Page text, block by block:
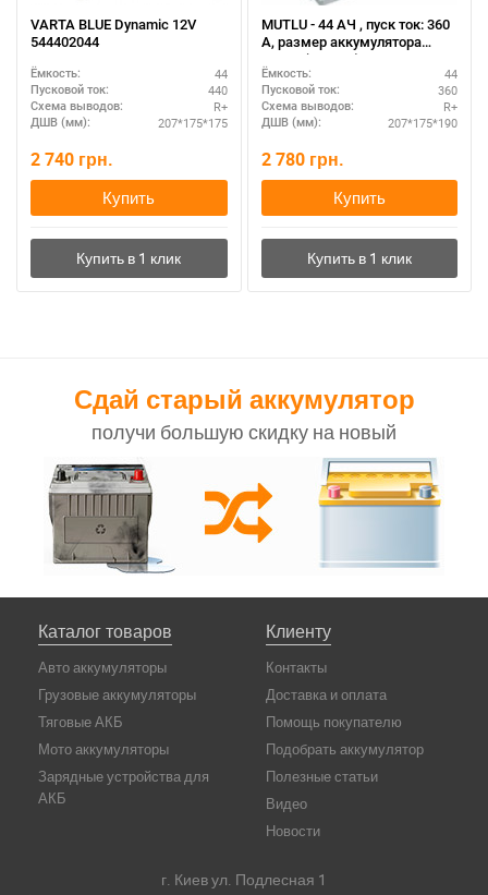
VARTA BLUE Dynamic 12V
544402044
Ёмкость: 44
Пусковой ток: 440
Схема выводов: R+
ДШВ (мм): 207*175*175
2 740 грн.
Купить
MUTLU - 44 АЧ , пуск ток: 360
А, размер аккумулятора
Мутлу (Турция): 207 Х 175 Х
190 мм.
Ёмкость: 44
Пусковой ток: 360
Схема выводов: R+
ДШВ (мм): 207*175*190
2 780 грн.
Купить
Сдай старый аккумулятор
получи большую скидку на новый
Каталог товаров
Авто аккумуляторы
Грузовые аккумуляторы
Тяговые АКБ
Мото аккумуляторы
Зарядные устройства для
АКБ
Клиенту
Контакты
Доставка и оплата
Помощь покупателю
Подобрать аккумулятор
Полезные статьи
Видео
Новости
г. Киев ул. Подлесная 1